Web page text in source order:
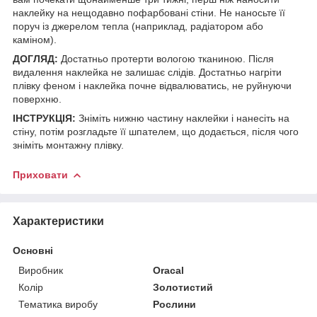
наклейку на нещодавно пофарбовані стіни. Не наносьте її
поруч із джерелом тепла (наприклад, радіатором або
каміном).
ДОГЛЯД: Достатньо протерти вологою тканиною. Після
видалення наклейка не залишає слідів. Достатньо нагріти
плівку феном і наклейка почне відвалюватись, не руйнуючи
поверхню.
ІНСТРУКЦІЯ: Зніміть нижню частину наклейки і нанесіть на
стіну, потім розгладьте її шпателем, що додається, після чого
зніміть монтажну плівку.
Приховати
Характеристики
Основні
Виробник
Oracal
Колір
Золотистий
Тематика виробу
Рослини